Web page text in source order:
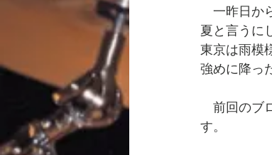
一昨日か
夏と言うに
東京は雨模
強めに降っ
前回のブ
す。